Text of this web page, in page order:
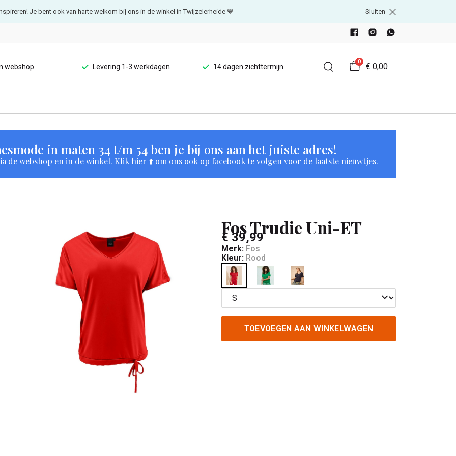
Je bent ook van harte welkom bij ons in de winkel in Twijzelerheide 💙 Sluiten
webshop Levering 1-3 werkdagen 14 dagen zichttermijn
0
€ 0,00
in maten 34 t/m 54 ben je bij ons aan het juiste adres!
de webshop en in de winkel. Klik hier ⬆️ om ons ook op facebook te volgen voor de laatste nieuwtjes.
Fos Trudie Uni-ET
€ 39,99
Merk: Fos
Kleur: Rood
TOEVOEGEN AAN WINKELWAGEN